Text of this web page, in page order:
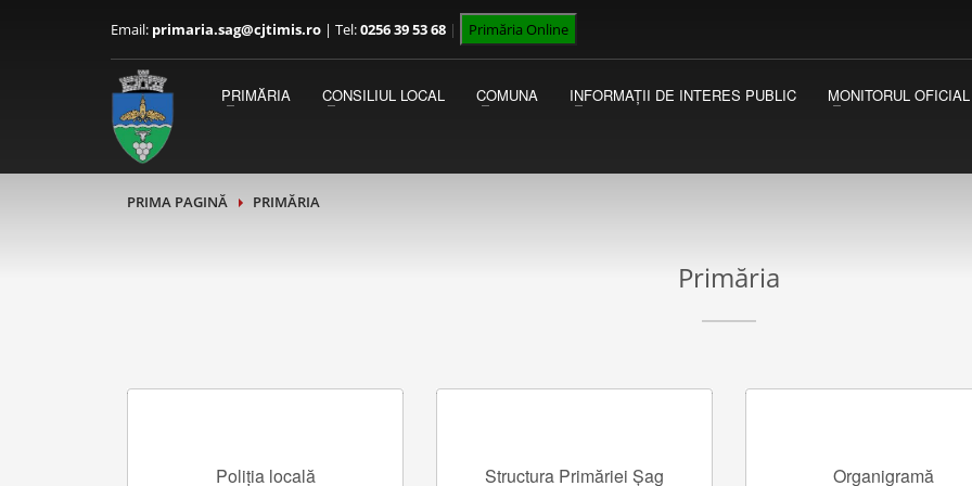
PRIMAR
Luni - Miercuri 09:00 - 13:00
Joi - Vineri 13:00 - 15:00
VICEPRIMAR
Luni - Miercuri 13:00 - 15:00
Email: primaria.sag@cjtimis.ro | Tel:0256 39 53 68 | Primăria Online
PRIMĂRIA CONSILIUL LOCAL COMUNA INFORMAȚII DE INTERES PUBLIC MONITORUL
PRIMA PAGINĂ PRIMĂRIA
Primăria
Poliția locală Structura Primăriei Șag Organigramă